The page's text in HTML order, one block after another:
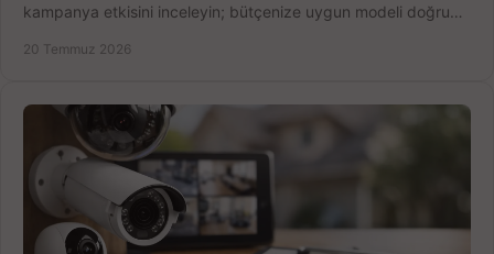
kampanya etkisini inceleyin; bütçenize uygun modeli doğru
20 Temmuz 2026